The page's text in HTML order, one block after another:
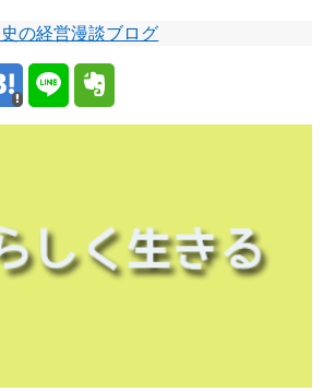
の経営漫談ブログ